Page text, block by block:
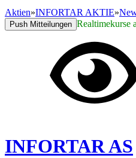
Aktien»INFORTAR AKTIE»
Push Mitteilungen Realtimekurse
INFORTAR AS